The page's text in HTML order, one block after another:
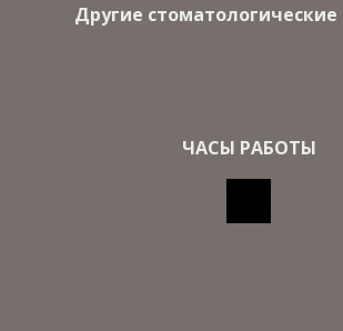
Другие
ЧАСЫ РАБОТЫ